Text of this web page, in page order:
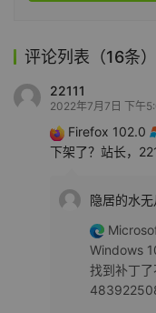
评论列表（16条）
22111
2022年7月7日 下午
Firefox 102.0
下架了？站长，
隐居的水
Windows
找到补丁了